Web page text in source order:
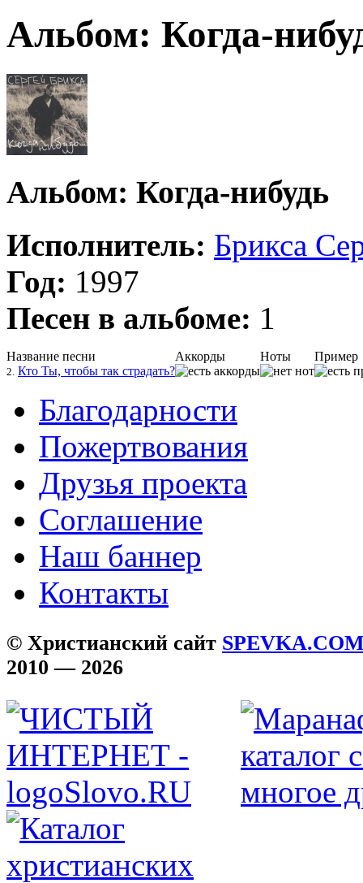
Альбом: Когда-
Альбом: Когда-нибудь
Исполнитель: Брикса
Год: 1997
Песен в альбоме: 1
Название песни Аккорды Ноты Пример
2. Кто Ты, чтобы так страдать?
Благодарности
Пожертвования
Друзья проекта
Соглашение
Наш баннер
Контакты
© Христианский сайт
2010 — 2026